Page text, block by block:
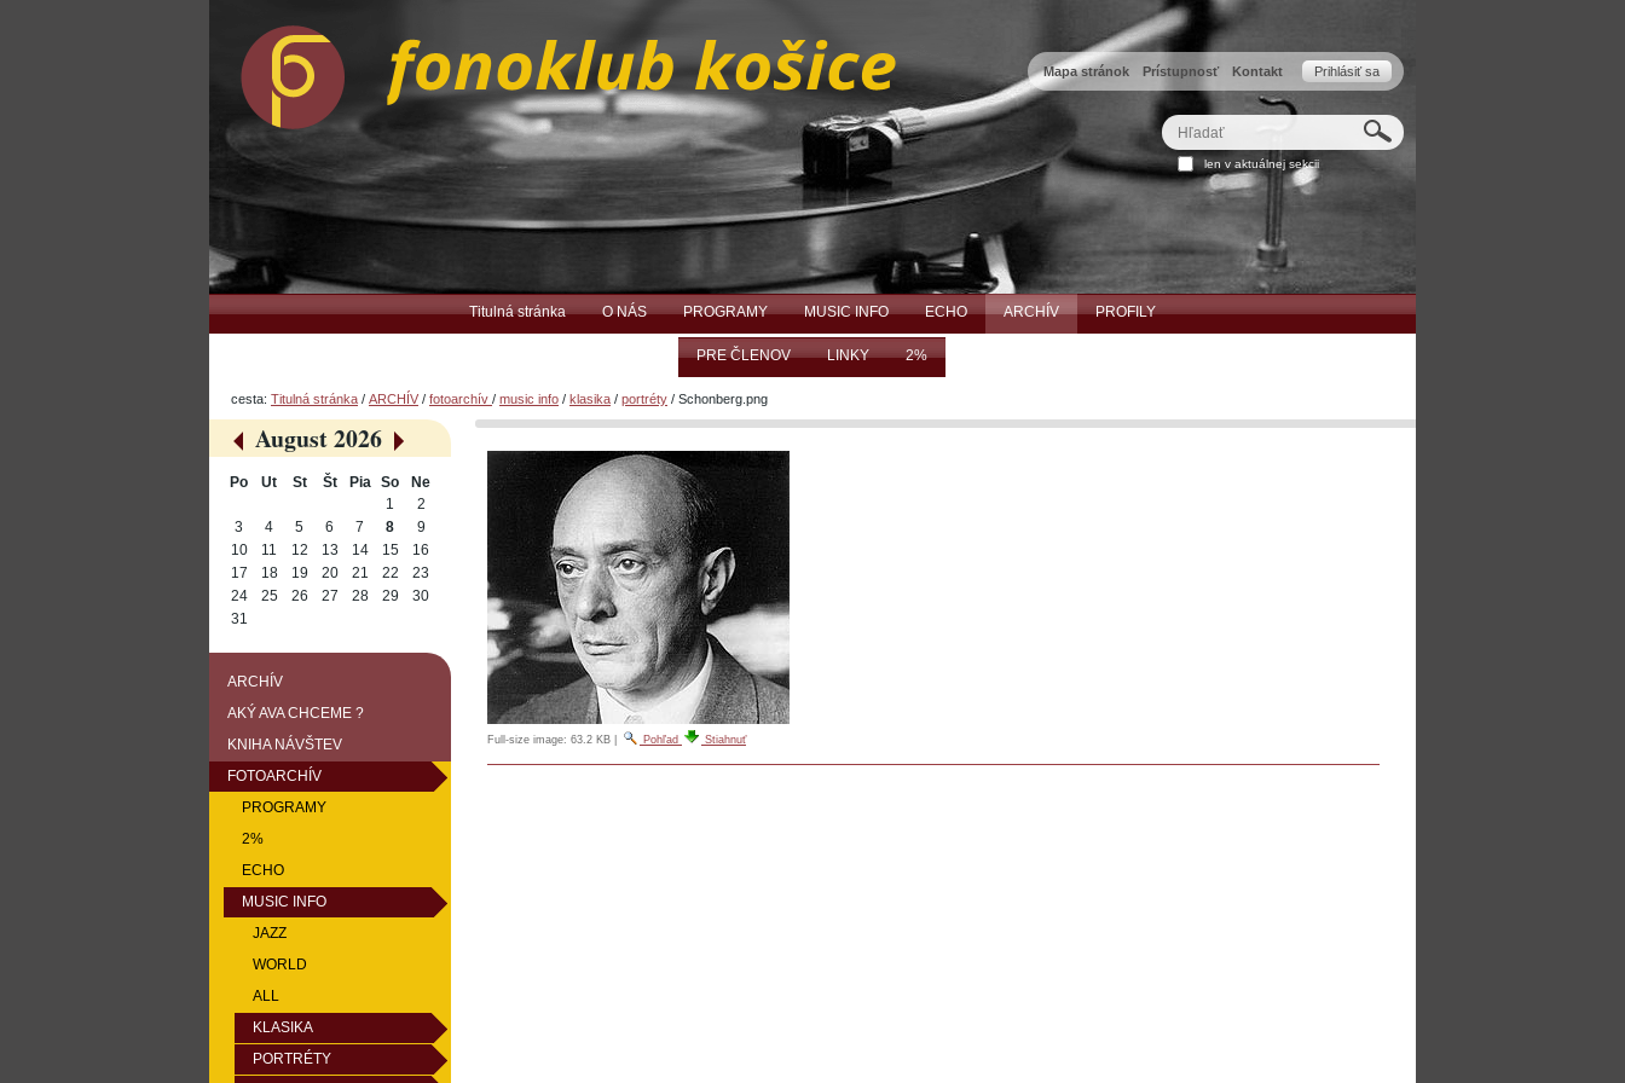
obsah.
navigáciu
Prihlásiť sa
Mapa stránok Prístupnosť Kontakt
Hľadať
len v aktuálnej sekcii
Rozšírené
vyhľadávanie...
Titulná stránka O NÁS PROGRAMY MUSIC INFO ECHO ARCHÍV PROFILY
PRE ČLENOV LINKY 2%
cesta: Titulná stránka / ARCHÍV / fotoarchív / music info / klasika / portréty / Schonberg.png
Full-size image: 63.2 KB Pohľad Stiahnuť
«
August 2026
»
Po Ut St Št Pia So
Ne
1
2
3
4 5 6 7 8
9
10
11 12 13 14 15
16
17
18 19 20 21 22
23
24
25 26 27 28 29
30
31
ARCHÍV
AKÝ AVA CHCEME ?
KNIHA NÁVŠTEV
FOTOARCHÍV
PROGRAMY
2%
ECHO
MUSIC INFO
JAZZ
WORLD
ALL
KLASIKA
PORTRÉTY